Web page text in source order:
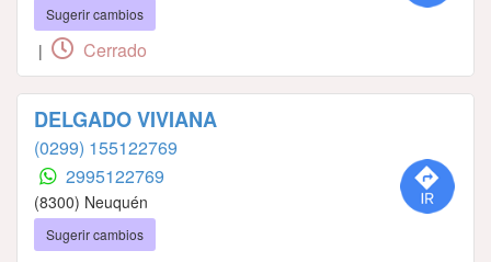
Sugerir cambios
| Cerrado
DELGADO VIVIANA
(0299) 155122769
2995122769
(8300) Neuquén
Sugerir cambios